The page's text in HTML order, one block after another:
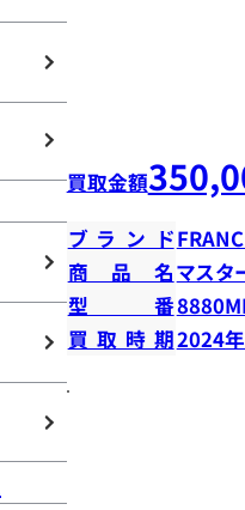
買取金額
ブランド
商品名マスタ
型番
買取時期2024